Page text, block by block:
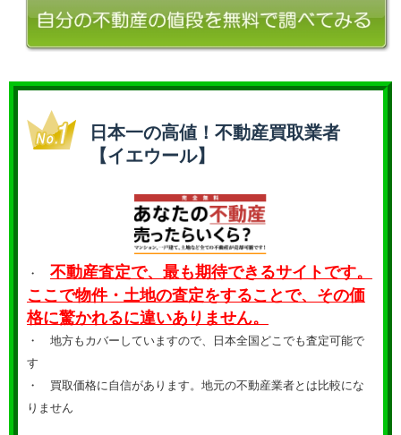
日本一の高値！不動産買取業者
【イエウール】
・ 不動産査定で、最も期待できるサイトです。
ここで物件・土地の査定をすることで、その価
格に驚かれるに違いありません。
・ 地方もカバーしていますので、日本全国どこでも査定可能で
す
・ 買取価格に自信があります。地元の不動産業者とは比較にな
りません